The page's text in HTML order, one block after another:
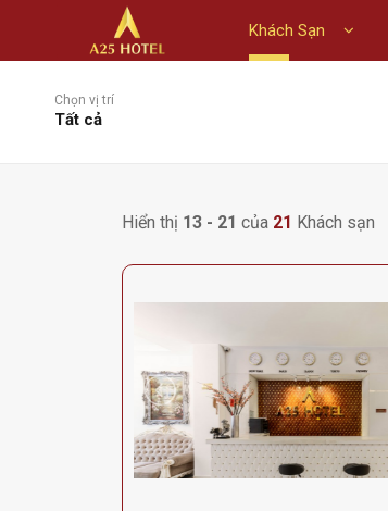
Khách Sạn
Chọn vị trí
Tất cả
Hiển thị 13 - 21 của 21 Khách sạn